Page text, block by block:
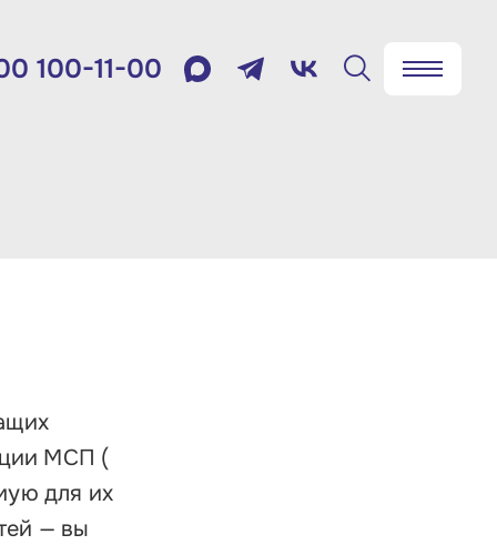
100-11-00
д.4, стр.1
в Корпорацию
МСП (
для их
— вы